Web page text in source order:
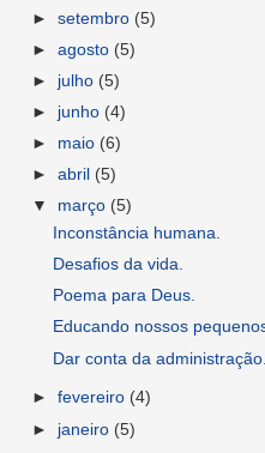
►setembro (5)
►agosto (5)
► julho (5)
► junho (4)
► maio (6)
►abril (5)
▼ março (5)
Inconstância humana.
Desafios da vida.
Poema para Deus.
Educando nossos
Dar conta da administração.
►fevereiro (4)
► janeiro (5)